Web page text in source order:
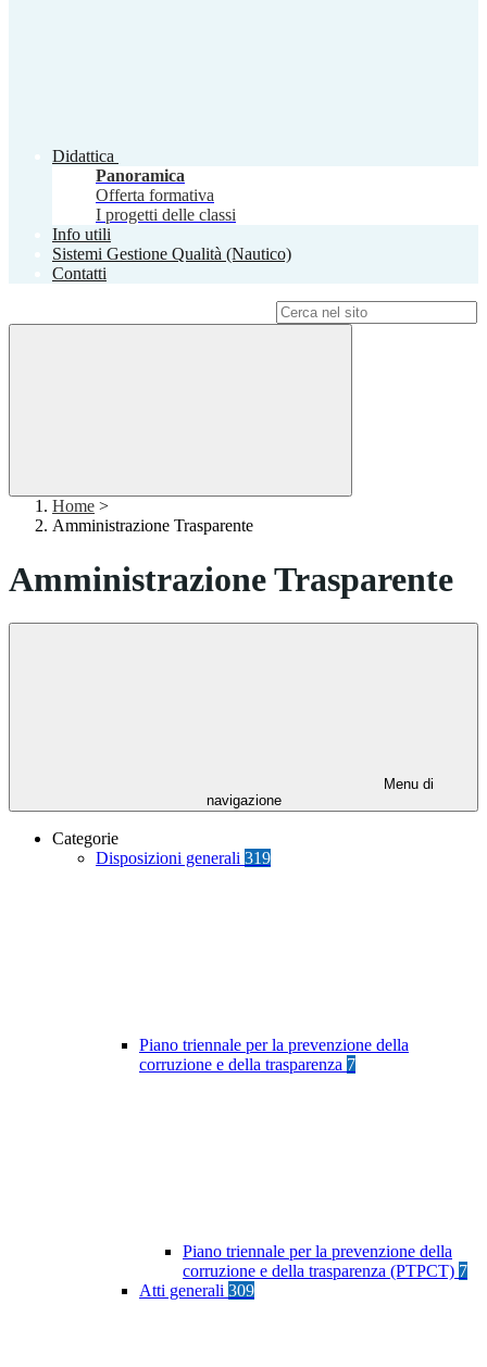
Didattica
Panoramica
Offerta formativa
I progetti delle classi
Info utili
Sistemi Gestione Qualità (Nautico)
Contatti
Home >
Amministrazione Trasparente
Amministrazione Trasparente
Menu di
navigazione
Categorie
Disposizioni generali 319
Piano triennale per la prevenzione della
corruzione e della trasparenza 7
Piano triennale per la prevenzione della
corruzione e della trasparenza (PTPCT) 7
Atti generali 309